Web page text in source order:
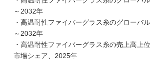
～2032年
・高温耐性ファイバーグラス糸のグローバ
～2032年
・高温耐性ファイバーグラス糸の売上高上
市場シェア、2025年